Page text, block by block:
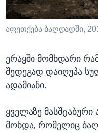
ᲡᲢᲣᲓᲘᲐ ᲕᲐᲨᲘᲜᲒᲢᲝᲜᲘ
ᲔᲙᲝᲜᲝᲛᲘᲙᲐ
ᲯᲐᲜᲛᲠᲗᲔᲚᲝᲑᲐ
ᲘᲜᲢᲔᲠᲕᲘᲣ
ᲙᲣᲚᲢᲣᲠᲐ
ᲓᲔᲖᲘᲜᲤᲝᲠᲛᲐᲪᲘᲐ
Learning English
ენები
აფეთქება ბაღდადში,
ერაყში მომხდარი
შედეგად დაიღუპა
ადამიანი.
ყველაზე მასშტაბური
მოხდა, რომელიც